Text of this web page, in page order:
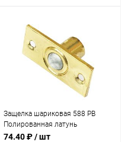
Защелка шариковая 588 PB
Полированная латунь
74.40 ₽/ шт